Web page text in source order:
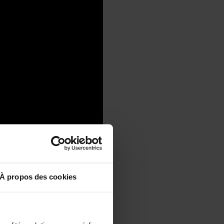
À propos des cookies